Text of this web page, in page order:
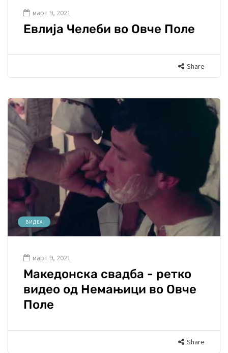
март 9, 2021
Евлија Челеби во Овче Поле
Share
ВИДЕА
март 9, 2021
Македонска свадба - ретко
видео од Немањици во Овче
Поле
Share